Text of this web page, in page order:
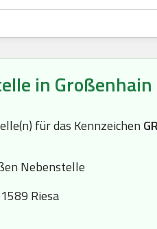
in Großenhain
für das Kennzeichen
Nebenstelle
Riesa